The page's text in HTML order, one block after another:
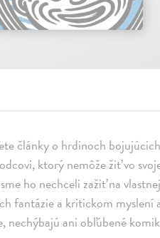
články o hrdinoch
ktorý nemôže žiť vo
ho nechceli zažiť na
fantázie a kritickom
nechýbajú ani obľúbené